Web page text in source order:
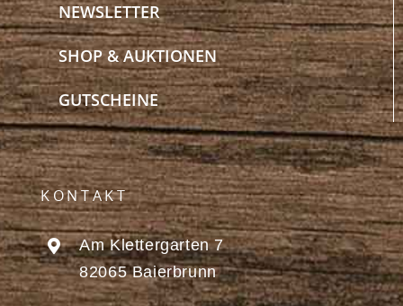
NEWSLETTER
SHOP & AUKTIONEN
GUTSCHEINE
KONTAKT
Am Klettergarten 7
82065 Baierbrunn